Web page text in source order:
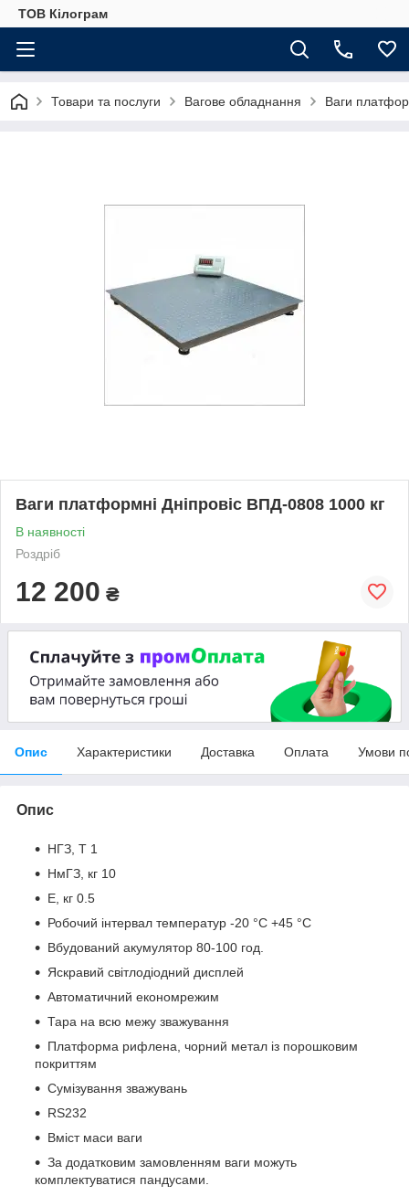
ТОВ Кілограм
Товари та послуги Вагове обладнання Ваги
Ваги платформні Дніпровіс ВПД-0808 1000 кг
В наявності
Роздріб
12 200 ₴
Опис Характеристики Доставка Оплата Умови
Опис
НГЗ, Т 1
НмГЗ, кг 10
Е, кг 0.5
Робочий інтервал температур -20 °C +45 °C
Вбудований акумулятор 80-100 год.
Яскравий світлодіодний дисплей
Автоматичний економрежим
Тара на всю межу зважування
Платформа рифлена, чорний метал із порошковим
покриттям
Сумізування зважувань
RS232
Вміст маси ваги
За додатковим замовленням ваги можуть
комплектуватися пандусами.